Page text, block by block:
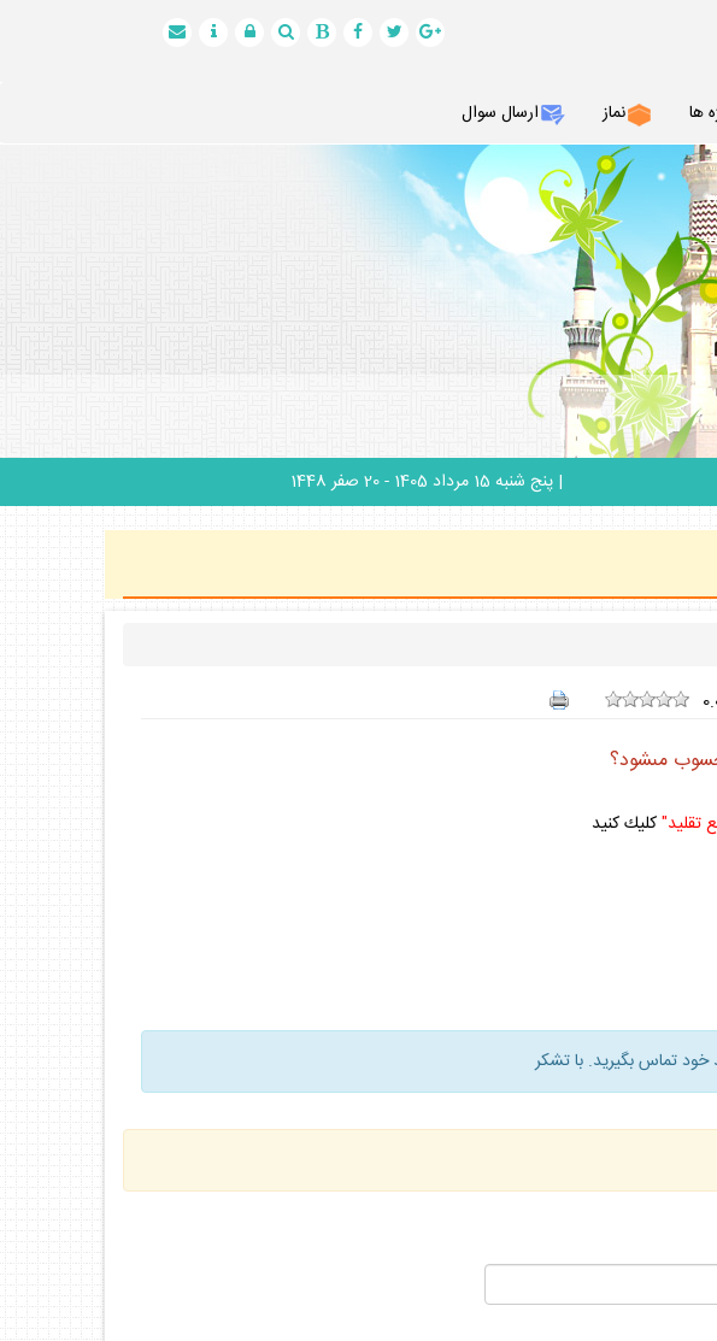
ها نماز ارسال سوال
| پنج شنبه 15 مرداد 1405 - 20 صفر 1448
مى‏شود؟
تقليد"كليك كنيد
خود تماس بگيريد. با تشكر